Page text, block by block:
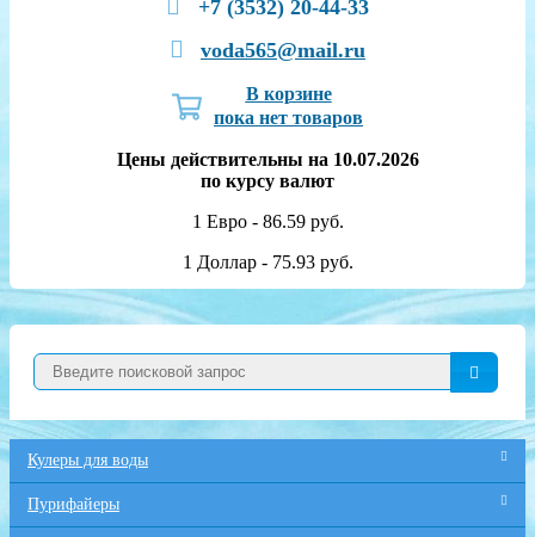
+7 (3532) 20-44-33
voda565@mail.ru
В корзине
пока нет товаров
Цены действительны на 10.07.2026
по курсу валют
1 Евро - 86.59 руб.
1 Доллар - 75.93 руб.
Кулеры для воды
Пурифайеры